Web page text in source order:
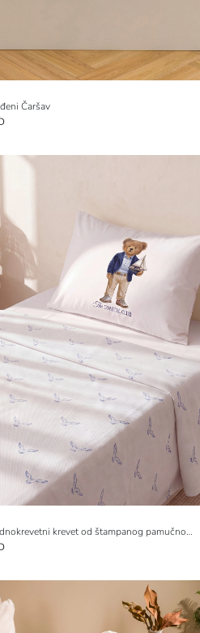
Čaršav
Pike set za jednokrevetni krevet od štampanog pamučnog materijala Bear Teddy